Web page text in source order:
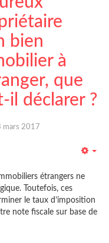
bien
à
que
il déclarer ?
mars 2017
étrangers ne
Toutefois, ces
le taux d’imposition
note fiscale sur base de